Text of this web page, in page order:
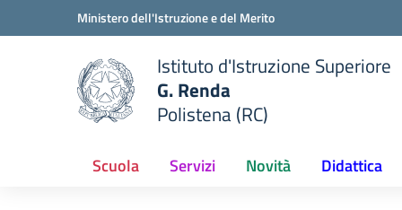
Vai ai contenuti
Vai al menu di navigazioneMinistero dell'Istruzione e del Merito
scuola
Istituto d'Istruzione Superiore
G. Renda
Polistena (RC)
Scuola Servizi Novità Didattica